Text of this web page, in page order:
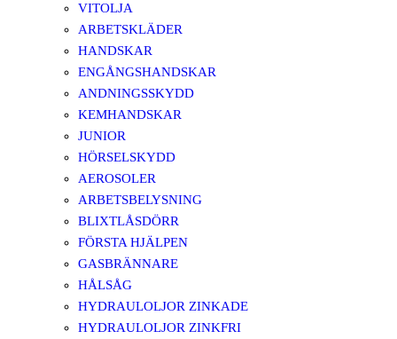
VITOLJA
ARBETSKLÄDER
HANDSKAR
ENGÅNGSHANDSKAR
ANDNINGSSKYDD
KEMHANDSKAR
JUNIOR
HÖRSELSKYDD
AEROSOLER
ARBETSBELYSNING
BLIXTLÅSDÖRR
FÖRSTA HJÄLPEN
GASBRÄNNARE
HÅLSÅG
HYDRAULOLJOR ZINKADE
HYDRAULOLJOR ZINKFRI